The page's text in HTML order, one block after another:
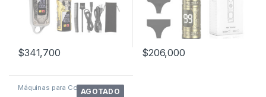
$341,700 $206,000
AGOTADO
Máquinas para Cortar Cabello